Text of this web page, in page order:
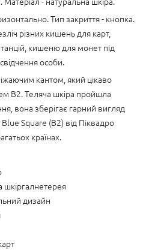
Тип закриття - кнопка.
різних кишень для карт,
кишеню для монет під
особи.
кантом, який цікаво
B2. Теляча шкіра пройшла
вона зберігає гарний вигляд
Square (B2) від Піквадро
країнах.
шкіргалнетерея
дизайн